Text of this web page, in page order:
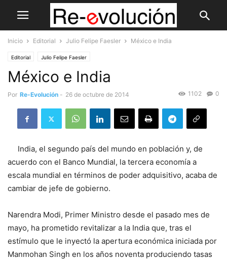
Inicio Editorial Julio Felipe Faesler México e India
Editorial Julio Felipe Faesler
México e India
Por Re-Evolución - 26 de octubre de 2014 0
1102
India, el segundo país del mundo en población y, de
acuerdo con el Banco Mundial, la tercera economía a
escala mundial en términos de poder adquisitivo, acaba de
cambiar de jefe de gobierno.
Narendra Modi, Primer Ministro desde el pasado mes de
mayo, ha prometido revitalizar a la India que, tras el
estímulo que le inyectó la apertura económica iniciada por
Manmohan Singh en los años noventa produciendo tasas